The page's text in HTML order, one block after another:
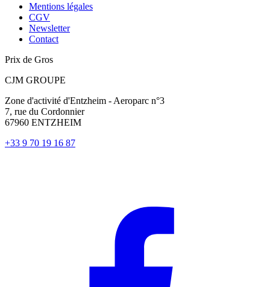
Mentions légales
CGV
Newsletter
Contact
Prix de Gros
CJM GROUPE
Zone d'activité d'Entzheim - Aeroparc n°3
7, rue du Cordonnier
67960 ENTZHEIM
+33 9 70 19 16 87